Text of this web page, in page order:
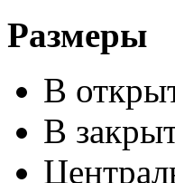
Размеры
В
В